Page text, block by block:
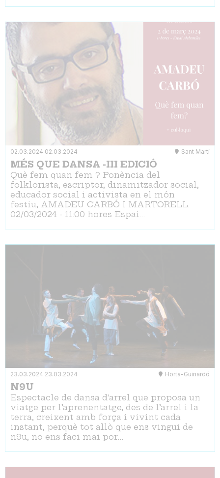
02.03.2024 02.03.2024 Sant Martí
MÉS QUE DANSA -III EDICIÓ
Què fem quan fem ? Ponència del
folklorista, escriptor, dinamitzador social,
educador social i activista en el món
festiu, AMADEU CARBÓ I MARTORELL.
02/03/2024 - 11:00 hores Espai…
23.03.2024 23.03.2024 Horta-Guinardó
N9U
Espectacle de dansa d'arrel que proposa un
viatge per l’aprenentatge, des de l’arrel i la
terra, creixent amb força i vivint cada
instant, perquè tot allò que ens vingui de
n9u, no ens faci mai por…